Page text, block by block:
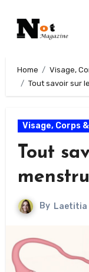
Home
Visage,
Tout savoir sur
Visage, Corps
Tout
By Laetitia